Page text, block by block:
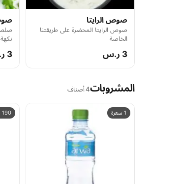
صوص الرايتا
صوص الرايتا المحضرة على طريقتنا
الخاصة
3 ر.س 3 ر.س
المشروبات4 أصناف
1 سعرة 190 سعرة